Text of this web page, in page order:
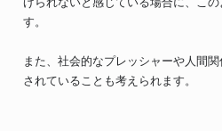
す。
また、社会的なプレッシャーや人間
されていることも考えられます。